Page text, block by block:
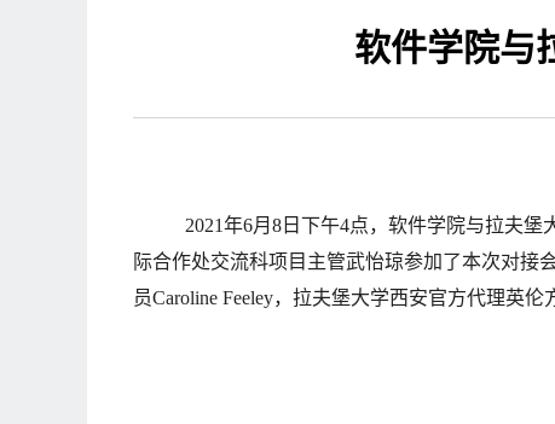
软件学院与
2021年6月8日下午4点，软件学院与拉夫堡
际合作处交流科项目主管武怡琼参加了本次对接
员Caroline Feeley，拉夫堡大学西安官方代理英